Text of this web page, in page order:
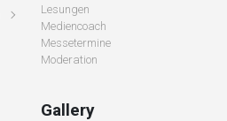
Lesungen
Mediencoach
Messetermine
Moderation
Gallery